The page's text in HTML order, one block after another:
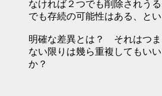
なければ２つでも削除されう
でも存続の可能性はある、と
明確な差異とは？ それはつ
ない限りは幾ら重複してもい
か？